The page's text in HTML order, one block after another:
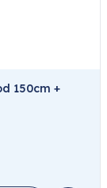
150cm +